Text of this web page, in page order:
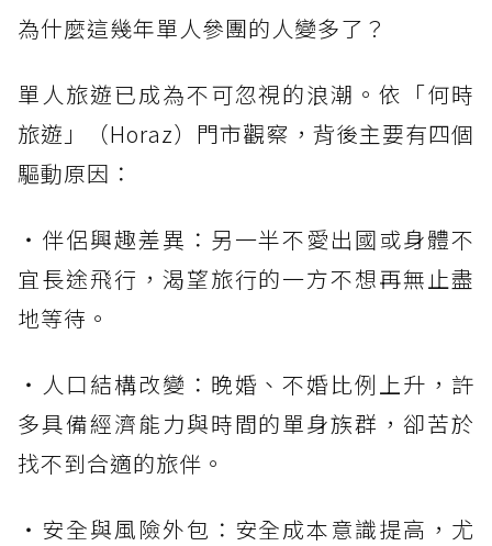
為什麼這幾年單人參團的人變多了？
單人旅遊已成為不可忽視的浪潮。依「何時
旅遊」（Horaz）門市觀察，背後主要有四個
驅動原因：
・伴侶興趣差異：另一半不愛出國或身體不
宜長途飛行，渴望旅行的一方不想再無止盡
地等待。
・人口結構改變：晚婚、不婚比例上升，許
多具備經濟能力與時間的單身族群，卻苦於
找不到合適的旅伴。
・安全與風險外包：安全成本意識提高，尤